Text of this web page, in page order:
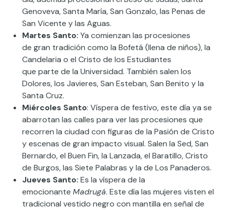
Genoveva, Santa María, San Gonzalo, las Penas de
San Vicente ylas Aguas.
Martes Santo: Ya comienzan las procesiones
de gran tradición como la Bofetá (llena de niños),la
Candelaria o el Cristo de los Estudiantes
que parte de la Universidad. También salen los
Dolores,los Javieres, San Esteban, San Benito y la
Santa Cruz.
Miércoles Santo: Víspera de festivo, este día ya se
abarrotan las calles para ver las procesiones que
recorren la ciudad con figuras de la Pasión de Cristo
y escenas de gran impacto visual. Salen la Sed, San
Bernardo, el Buen Fin, la Lanzada, el Baratillo, Cristo
de Burgos, las Siete Palabras y la de Los Panaderos.
Jueves Santo: Es la víspera de la
emocionante Madrugá. Este día las mujeres visten el
tradicional vestido negro con mantilla en señal de